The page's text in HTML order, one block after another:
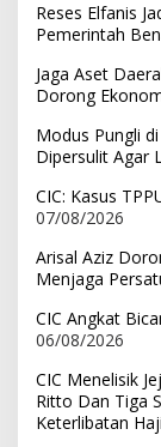
Reses Elfanis
Pemerintah
Jaga Aset
Dorong
Modus Pungli
Dipersulit Agar
CIC: Kasus
07/08/2026
Arisal Aziz
Menjaga
CIC Angkat
06/08/2026
CIC Menelisik
Ritto Dan Tiga
Keterlibatan